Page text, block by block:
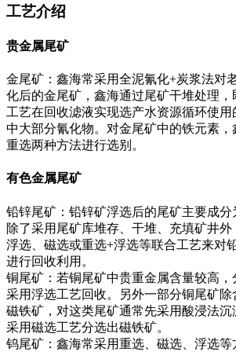
工艺介绍
贵金属尾矿
金尾矿：鑫海常采用全泥氰化+炭浆法对
化后的金尾矿，鑫海通过尾矿干堆处理
工艺在回收滤液实现选产水资源循环使
中大部分氰化物。对金尾矿中的铁元素
重选两种方法进行选别。
有色金属尾矿
铅锌尾矿：铅锌矿浮选后的尾矿主要成分
除了采用尾矿库堆存、干堆、充填矿井外
浮选、磁选或重选+浮选等联合工艺来对
进行回收利用。
铜尾矿：若铜尾矿中贵重金属含量较高，
采用浮选工艺回收。另外一部分铜尾矿
磁铁矿，对这类尾矿通常先采用酸浸法
采用磁选工艺分选出磁铁矿。
钨尾矿：鑫海常采用重选、磁选、浮选